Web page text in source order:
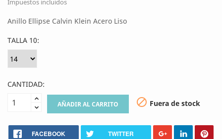
Impuestos incluidos
Anillo Ellipse Calvin Klein Acero Liso
TALLA 10:
CANTIDAD:
AÑADIR AL CARRITO  Fuera de stock
FACEBOOK TWITTER